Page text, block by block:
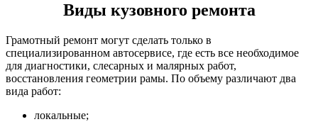
Виды кузовного ремонта
Грамотный ремонт могут сделать только в
специализированном автосервисе, где есть все необходимое
для диагностики, слесарных и малярных работ,
восстановления геометрии рамы. По объему различают два
вида работ:
локальные;